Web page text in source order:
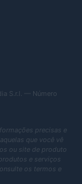
S.r.l. — Número
precisas e
que você vê
ou site de produto
e serviços
os termos e